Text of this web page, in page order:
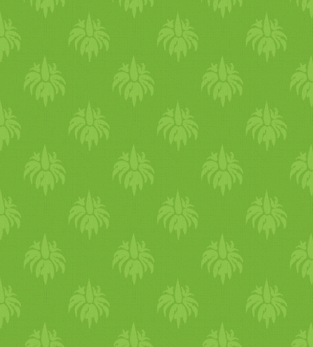
török lecsóval és még
jóval! Összesen két
tudnak fogadni,
csoportonként 10 embert!
09:00-10:30 – 10 fő 11:00-
12:35 – 10 fő Ajánlott
adomány: 2990 Ft Előzetes
regisztráció szükséges:
nargourmet.hu@gmail.com,